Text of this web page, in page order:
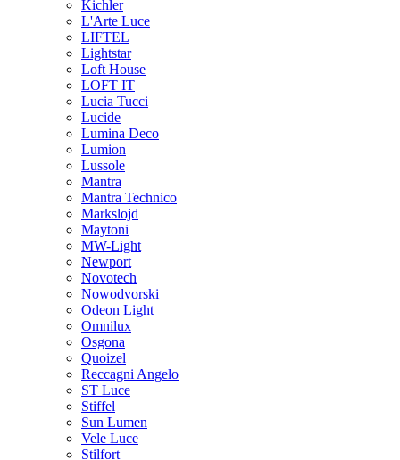
Kichler
L'Arte Luce
LIFTEL
Lightstar
Loft House
LOFT IT
Lucia Tucci
Lucide
Lumina Deco
Lumion
Lussole
Mantra
Mantra Technico
Markslojd
Maytoni
MW-Light
Newport
Novotech
Nowodvorski
Odeon Light
Omnilux
Osgona
Quoizel
Reccagni Angelo
ST Luce
Stiffel
Sun Lumen
Vele Luce
Stilfort